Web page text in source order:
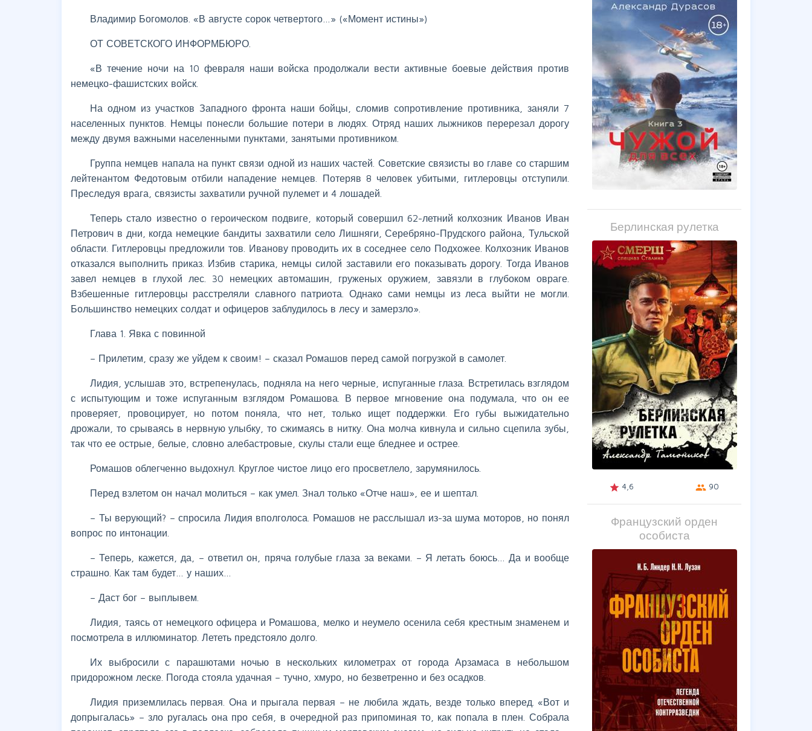
Владимир Богомолов. «В августе сорок четвертого…» («Момент истины»)
ОТ СОВЕТСКОГО ИНФОРМБЮРО.
«В течение ночи на 10 февраля наши войска продолжали вести активные боевые действия против
немецко-фашистских войск.
На одном из участков Западного фронта наши бойцы, сломив сопротивление противника, заняли 7
населенных пунктов. Немцы понесли большие потери в людях. Отряд наших лыжников перерезал дорогу
между двумя важными населенными пунктами, занятыми противником.
Группа немцев напала на пункт связи одной из наших частей. Советские связисты во главе со старшим
лейтенантом Федотовым отбили нападение немцев. Потеряв 8 человек убитыми, гитлеровцы отступили.
Преследуя врага, связисты захватили ручной пулемет и 4 лошадей.
Теперь стало известно о героическом подвиге, который совершил 62-летний колхозник Иванов Иван
Петрович в дни, когда немецкие бандиты захватили село Лишняги, Серебряно-Прудского района, Тульской
области. Гитлеровцы предложили тов. Иванову проводить их в соседнее село Подхожее. Колхозник Иванов
отказался выполнить приказ. Избив старика, немцы силой заставили его показывать дорогу. Тогда Иванов
завел немцев в глухой лес. 30 немецких автомашин, груженых оружием, завязли в глубоком овраге.
Взбешенные гитлеровцы расстреляли славного патриота. Однако сами немцы из леса выйти не могли.
Большинство немецких солдат и офицеров заблудилось в лесу и замерзло».
Глава 1. Явка с повинной
– Прилетим, сразу же уйдем к своим! – сказал Ромашов перед самой погрузкой в самолет.
Лидия, услышав это, встрепенулась, подняла на него черные, испуганные глаза. Встретилась взглядом
с испытующим и тоже испуганным взглядом Ромашова. В первое мгновение она подумала, что он ее
проверяет, провоцирует, но потом поняла, что нет, только ищет поддержки. Его губы выжидательно
дрожали, то срываясь в нервную улыбку, то сжимаясь в нитку. Она молча кивнула и сильно сцепила зубы,
так что ее острые, белые, словно алебастровые, скулы стали еще бледнее и острее.
Ромашов облегченно выдохнул. Круглое чистое лицо его просветлело, зарумянилось.
Перед взлетом он начал молиться – как умел. Знал только «Отче наш», ее и шептал.
– Ты верующий? – спросила Лидия вполголоса. Ромашов не расслышал из-за шума моторов, но понял
вопрос по интонации.
– Теперь, кажется, да, – ответил он, пряча голубые глаза за веками. – Я летать боюсь… Да и вообще
страшно. Как там будет… у наших…
– Даст бог – выплывем.
Лидия, таясь от немецкого офицера и Ромашова, мелко и неумело осенила себя крестным знаменем и
посмотрела в иллюминатор. Лететь предстояло долго.
Их выбросили с парашютами ночью в нескольких километрах от города Арзамаса в небольшом
придорожном леске. Погода стояла удачная – тучно, хмуро, но безветренно и без осадков.
Лидия приземлилась первая. Она и прыгала первая – не любила ждать, везде только вперед. «Вот и
допрыгалась» – зло ругалась она про себя, в очередной раз припоминая то, как попала в плен. Собрала
Берлинская рулетка
grade 4,6 group 90
Французский орден
особиста